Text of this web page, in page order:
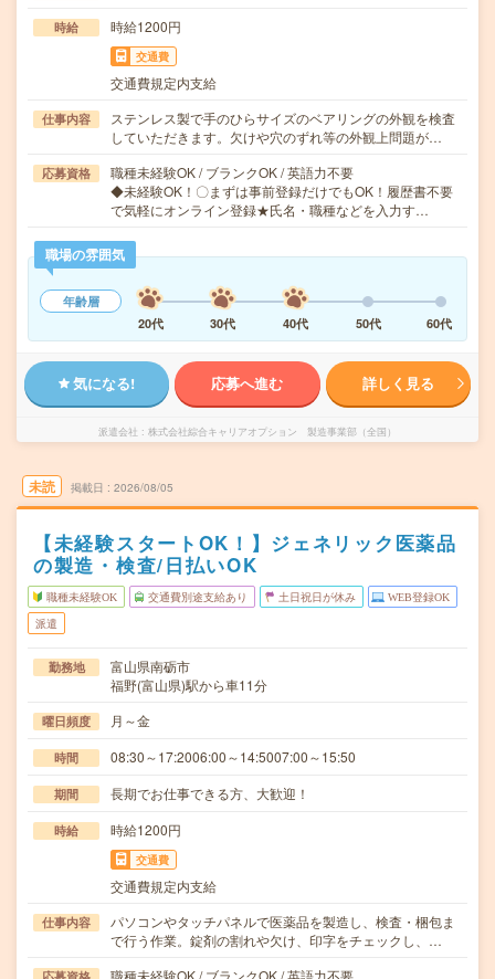
時給 時給1200円
交通費
交通費規定内支給
仕事内容
ステンレス製で手のひらサイズのベアリングの外観を検査
していただきます。欠けや穴のずれ等の外観上問題が…
応募資格
職種未経験OK / ブランクOK / 英語力不要
◆未経験OK！〇まずは事前登録だけでもOK！履歴書不要
で気軽にオンライン登録★氏名・職種などを入力す…
職場の雰囲気
年齢層
20代
30代 40代 50代 60代
気になる! 応募へ進む 詳しく見る
派遣会社 株式会社綜合キャリアオプション 製造事業部（全国）
未読 掲載日 2026/08/05
【未経験スタートOK！】ジェネリック医薬品
の製造・検査/日払いOK
職種未経験OK 交通費別途支給あり 土日祝日が休み WEB登録OK
派遣
勤務地
富山県南砺市
福野(富山県)駅から車11分
曜日頻度 月～金
時間 08:30～17:2006:00～14:5007:00～15:50
期間 長期でお仕事できる方、大歓迎！
時給 時給1200円
交通費
交通費規定内支給
仕事内容
パソコンやタッチパネルで医薬品を製造し、検査・梱包ま
で行う作業。錠剤の割れや欠け、印字をチェックし、…
職種未経験OK / ブランクOK / 英語力不要